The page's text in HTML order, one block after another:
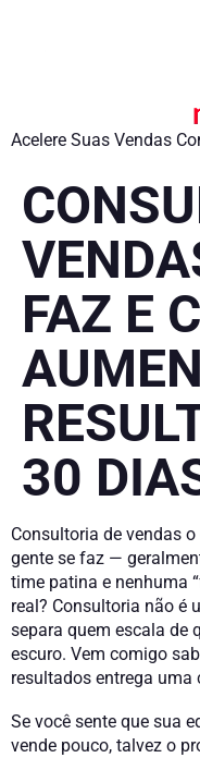
Acelere Suas Vendas
FAZ E
30
Consultoria de vendas
gente se faz —
time patina e nenhuma
real? Consultoria não é
separa quem escala de
escuro. Vem comigo
resultados entrega uma
Se você sente que sua
vende pouco, talvez o